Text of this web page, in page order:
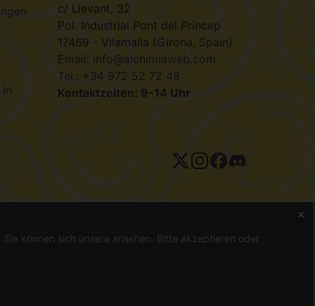
c/ Llevant, 32
Pol. Industrial Pont del Príncep
17469 - Vilamalla (Girona, Spain)
Email: info@alchimiaweb.com
Tel.: +34 972 52 72 48
Kontaktzeiten: 9-14 Uhr
ist, können Samen nur als Souvenir, zur Vogelfütterung oder
oder Heilung von Krankheiten eingesetzt. Konsultieren Sie
können sich unsere ansehen. Bitte akzeptieren oder